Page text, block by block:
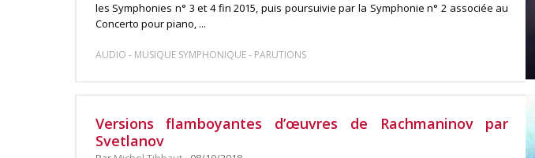
les Symphonies n° 3 et 4 fin 2015, puis poursuivie par la Symphonie n° 2 associée au
Concerto pour piano, ...
AUDIO - MUSIQUE SYMPHONIQUE- PARUTIONS
Versions flamboyantes d’œuvres de Rachmaninov par
Svetlanov